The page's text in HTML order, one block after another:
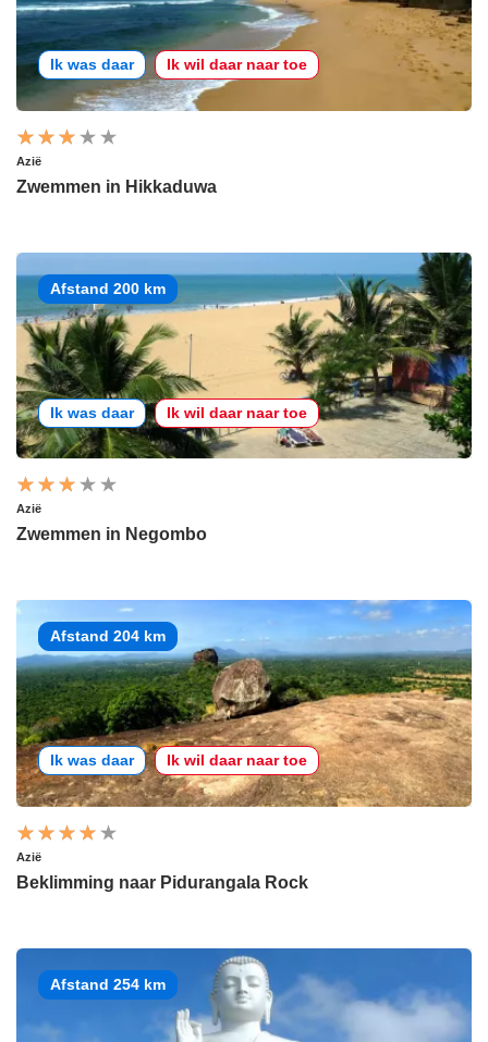
Ik was daar Ik wil daar naar toe
Azië
Zwemmen in Hikkaduwa
Afstand 200 km
Ik was daar Ik wil daar naar toe
Azië
Zwemmen in Negombo
Afstand 204 km
Ik was daar Ik wil daar naar toe
Azië
Beklimming naar Pidurangala Rock
Afstand 254 km